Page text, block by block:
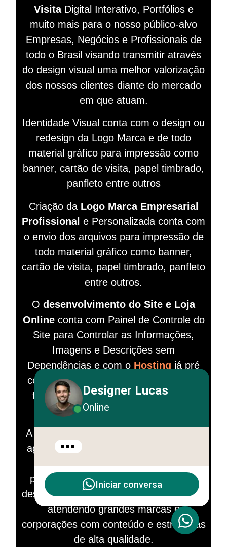
VisitaDigital Interativo, Portfólios e
muito mais para o nosso público-alvo
Empresas, Negócios e Profissionais de
todo o Brasil visando transmitir através
do design visual uma melhor valorização
dos nossos clientes diante do mercado
em que atuam.
Identidade Visual conta com o design ou
redesign da Logo Marca e de todo
material gráfico para impressão como
banner, cartão de visita, papel timbrado,
panfleto entre outros
Criação da Logo Marca Empresarial
Profissional e Personalizada conta com
o envio dos arquivos para impressão de
todo material gráfico como banner,
cartão de visita, papel timbrado, panfleto
entre outros.
O desenvolvimento do Site e Loja
Onlineconta com Painel de Controle do
Site para Controlar as Informações,
Imagens e Descrições sem
Dependências e com o Hosting já pré
configurado para hospedar o site mais
facilmente. Completos e Exclusivos.
Sites, Portfólio e Outros.
A Divulga Plux WebSites Design é uma
agência de social media brasileira com
mais de 13 anos de conhecimento
prático e competência. A empresa se
destaca no setor de comunicação digital,
atendendo grandes marcas e
corporações com conteúdo e estratégias
de alta qualidade.
Designer Lucas
Online
Iniciar conversa